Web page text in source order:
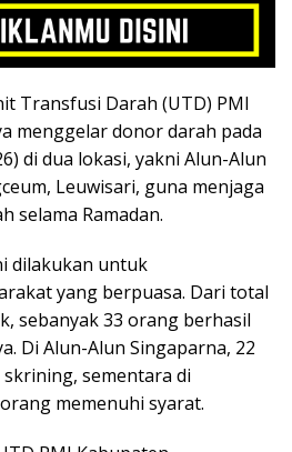
Transfusi Darah (UTD) PMI
menggelar donor darah pada
di dua lokasi, yakni Alun-Alun
Leuwisari, guna menjaga
selama Ramadan.
dilakukan untuk
yang berpuasa. Dari total
sebanyak 33 orang berhasil
Di Alun-Alun Singaparna, 22
sementara di
memenuhi syarat.